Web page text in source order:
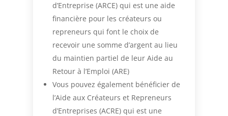
d’Entreprise (ARCE) qui est une aide
financière pour les créateurs ou
repreneurs qui font le choix de
recevoir une somme d’argent au lieu
du maintien partiel de leur Aide au
Retour à l’Emploi (ARE)
Vous pouvez également bénéficier de
l’Aide aux Créateurs et Repreneurs
d’Entreprises (ACRE) qui est une